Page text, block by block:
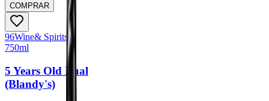
COMPRAR
96Wine& Spirits
750ml
5 Years Old Bual
(Blandy's)